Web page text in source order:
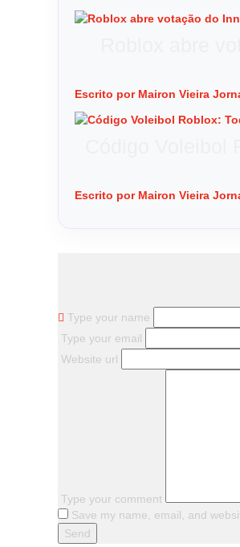
Escrito por Mairon Vieira
Escrito por Mairon Vieira
Type your name
Type your email
Website url
Type your comment
Save my name, email, and